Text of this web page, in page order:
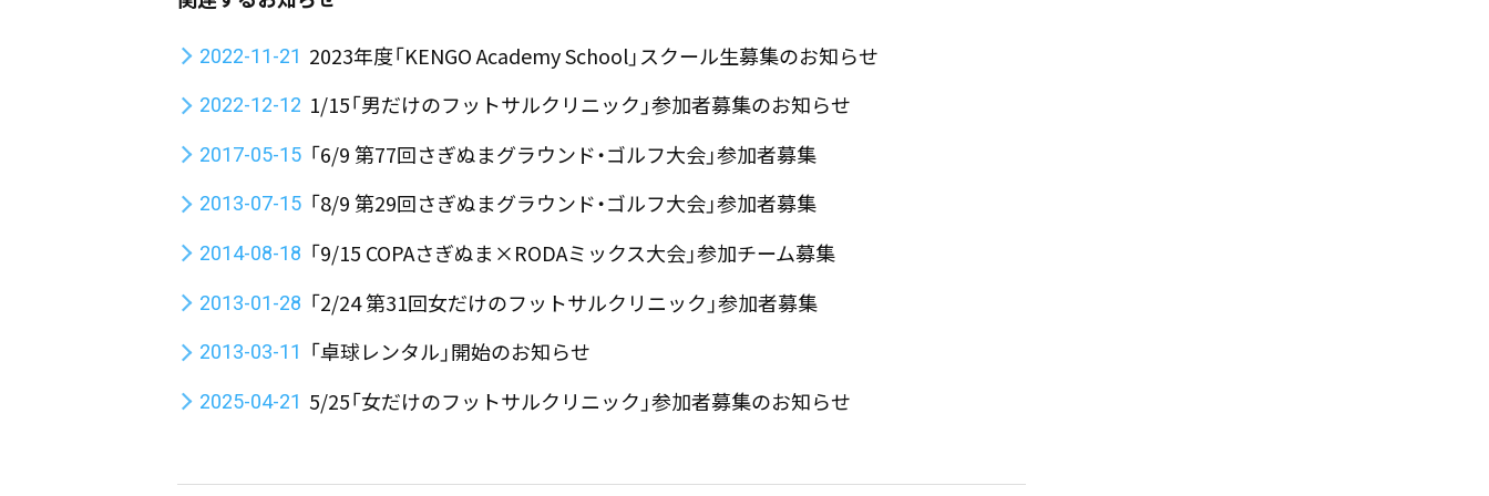
2022-11-21 2023年度「KENGO Academy School」スクール生募集のお知らせ
2022-12-12 1/15「男だけのフットサルクリニック」参加者募集のお知らせ
2017-05-15 「6/9 第77回さぎぬまグラウンド・ゴルフ大会」参加者募集
2013-07-15 「8/9 第29回さぎぬまグラウンド・ゴルフ大会」参加者募集
2014-08-18 「9/15 COPAさぎぬま×RODAミックス大会」参加チーム募集
2013-01-28 「2/24 第31回女だけのフットサルクリニック」参加者募集
2013-03-11 「卓球レンタル」開始のお知らせ
2025-04-21 5/25「女だけのフットサルクリニック」参加者募集のお知らせ